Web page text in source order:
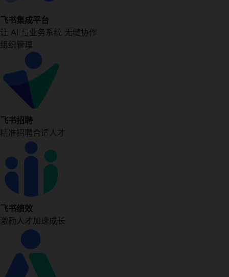
飞书集成平台
让 AI 与业务系统 无缝协作
组织管理
飞书招聘
精准招聘合适人才
飞书绩效
激励人才加速成长